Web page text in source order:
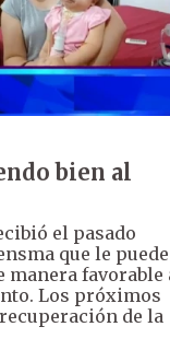
bien al
el pasado
que le puede
manera favorable
Los próximos
de la